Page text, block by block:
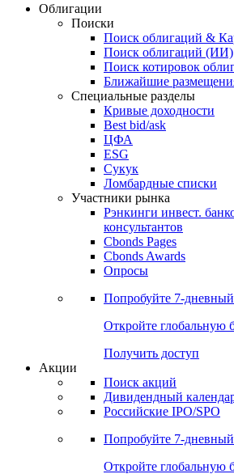
Облигации
Поиски
Поиск облигаций &
Поиск облигаций (ИИ)
Поиск котировок
Ближайшие
Специальные разделы
Кривые доходности
Best bid/ask
ЦФА
ESG
Сукук
Ломбардные списки
Участники рынка
Рэнкинги инвест.
консультантов
Cbonds Pages
Cbonds Awards
Опросы
Попробуйте 7-дневный
Откройте глобальную
Получить доступ
Акции
Поиск акций
Дивидендный
Российские IPO/SPO
Попробуйте 7-дневный
Откройте глобальную